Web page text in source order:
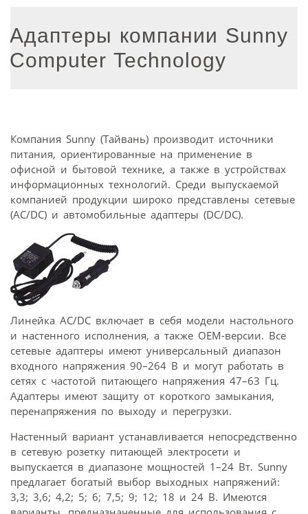
Адаптеры компании Sunny
Computer Technology
Компания Sunny (Тайвань) производит источники
питания, ориентированные на применение в
офисной и бытовой технике, а также в устройствах
информационных технологий. Среди выпускаемой
компанией продукции широко представлены сетевые
(AC/DC) и автомобильные адаптеры (DC/DC).
Линейка AC/DC включает в себя модели настольного
и настенного исполнения, а также OEM-версии. Все
сетевые адаптеры имеют универсальный диапазон
входного напряжения 90–264 В и могут работать в
сетях с частотой питающего напряжения 47–63 Гц.
Адаптеры имеют защиту от короткого замыкания,
перенапряжения по выходу и перегрузки.
Настенный вариант устанавливается непосредственно
в сетевую розетку питающей электросети и
выпускается в диапазоне мощностей 1–24 Вт. Sunny
предлагает богатый выбор выходных напряжений:
3,3; 3,6; 4,2; 5; 6; 7,5; 9; 12; 18 и 24 В. Имеются